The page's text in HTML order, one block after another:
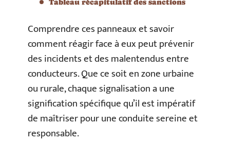
Comprendre ces panneaux et savoir
comment réagir face à eux peut prévenir
des incidents et des malentendus entre
conducteurs. Que ce soit en zone urbaine
ou rurale, chaque signalisation a une
signification spécifique qu’il est impératif
de maîtriser pour une conduite sereine et
responsable.